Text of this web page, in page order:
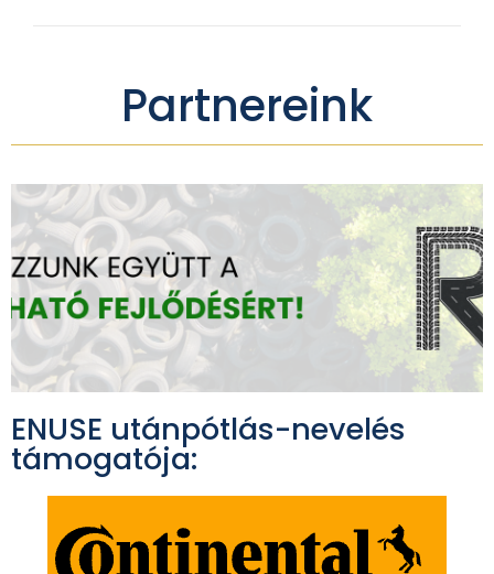
Partnereink
ENUSE utánpótlás-nevelés
támogatója: